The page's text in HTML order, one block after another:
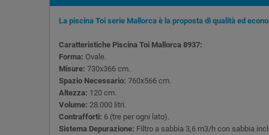
La piscina Toi serie Mallorca è la proposta di qualità ed
Caratteristiche Piscina Toi Mallorca 8937:
Forma: Ovale.
Misure: 730x366 cm.
Spazio Necessario: 760x566 cm.
Altezza: 120 cm.
Volume: 28.000 litri.
Contrafforti: 6 (tre per ogni lato).
Sistema Depurazione: Filtro a sabbia 3,6 m3/h con sabbia